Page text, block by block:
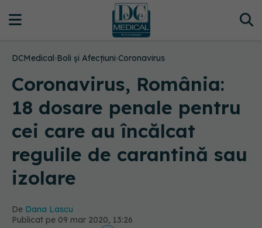
DCMedical›Boli și Afecțiuni›Coronavirus
Coronavirus, România:
18 dosare penale pentru
cei care au încălcat
regulile de carantină sau
izolare
De Dana Lascu
Publicat pe 09 mar 2020, 13:26